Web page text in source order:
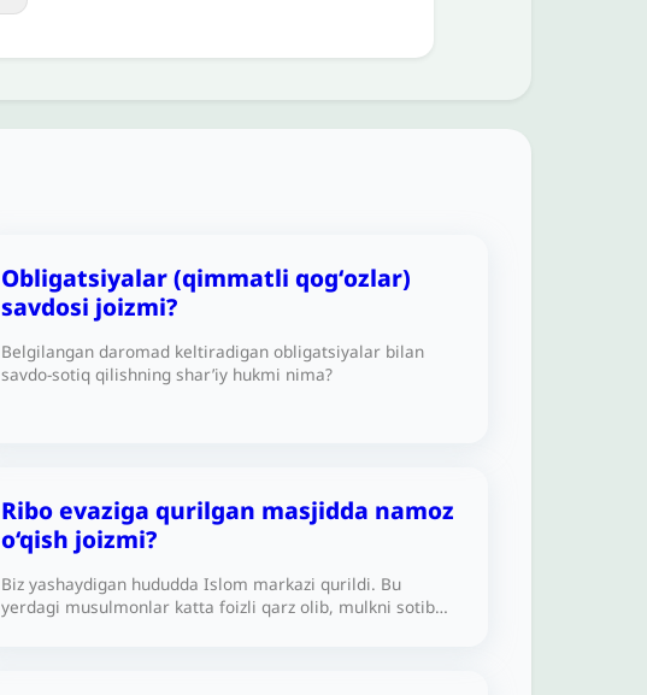
Obligatsiyalar (qimmatli qogʻozlar)
savdosi joizmi?
Belgilangan daromad keltiradigan obligatsiyalar bilan
savdo-sotiq qilishning shar’iy hukmi nima?
Ribo evaziga qurilgan masjidda namoz
o‘qish joizmi?
Biz yashaydigan hududda Islom markazi qurildi. Bu
yerdagi musulmonlar katta foizli qarz olib, mulkni sotib